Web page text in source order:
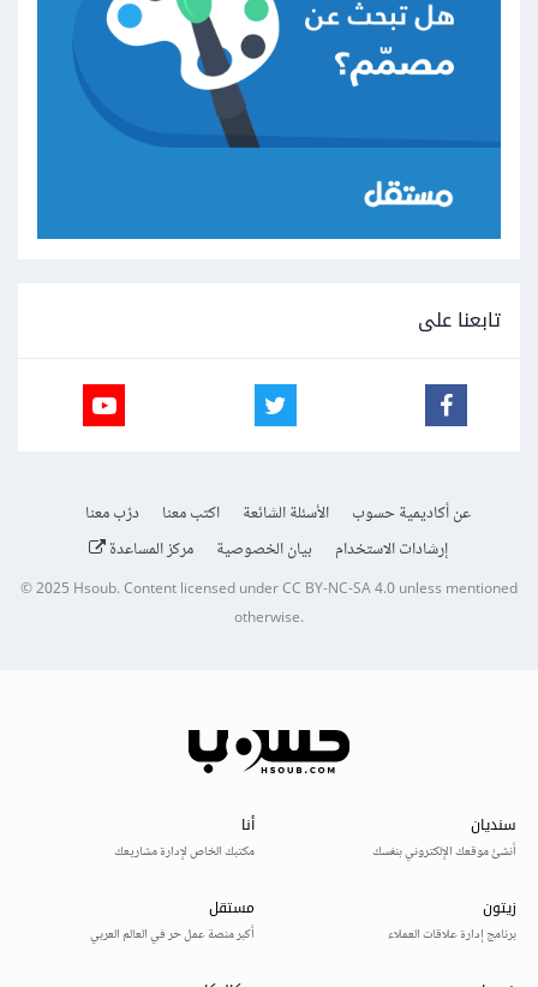
تابعنا على
عن أكاديمية حسوب الأسئلة الشائعة اكتب معنا
درّب معنا
إرشادات الاستخدام
بيان الخصوصية مركز المساعدة
© 2025Hsoub.Content licensed underCC BY-NC-SA 4.0unless mentioned
otherwise.